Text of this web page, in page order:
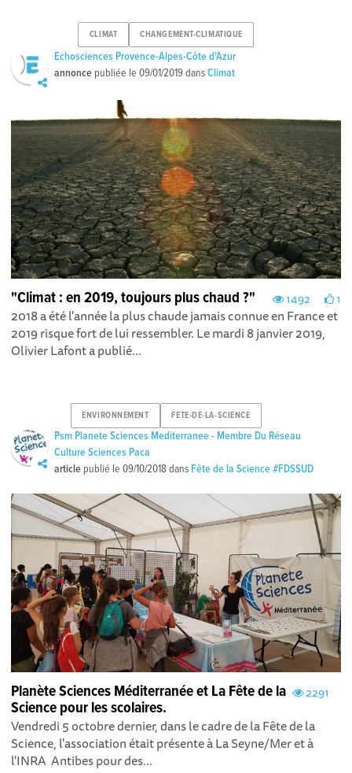
CLIMAT CHANGEMENT-CLIMATIQUE
Echosciences Provence-Alpes-Côte d'Azur
annonce publiée le09/01/2019dansClimat
1492 1
"Climat : en 2019, toujours plus chaud ?"
2018 a été l'année la plus chaude jamais connue en France et
2019 risque fort de lui ressembler. Le mardi 8 janvier 2019,
Olivier Lafont a publié...
ENVIRONNEMENT FETE-DE-LA-SCIENCE
Psm Planete Sciences Mediterranee - Membre Du Réseau
Culture Sciences Paca
article publié le09/10/2018 dans Fête de la Science #FDSSUD
2291
Planète Sciences Méditerranée et La Fête de la
Science pour les scolaires.
Vendredi 5 octobre dernier, dans le cadre de la Fête de la
Science, l'association était présente à La Seyne/Mer et à
l'INRA Antibes pour des...